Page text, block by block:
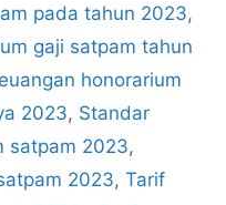
pada tahun 2023,
gaji satpam tahun
honorarium
2023, Standar
satpam 2023,
2023, Tarif